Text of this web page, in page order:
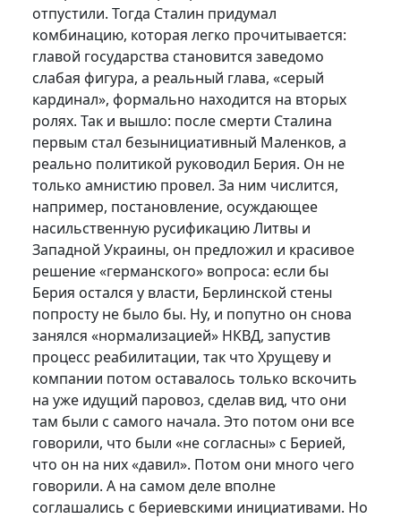
отпустили. Тогда Сталин придумал
комбинацию, которая легко прочитывается:
главой государства становится заведомо
слабая фигура, а реальный глава, «серый
кардинал», формально находится на вторых
ролях. Так и вышло: после смерти Сталина
первым стал безынициативный Маленков, а
реально политикой руководил Берия. Он не
только амнистию провел. За ним числится,
например, постановление, осуждающее
насильственную русификацию Литвы и
Западной Украины, он предложил и красивое
решение «германского» вопроса: если бы
Берия остался у власти, Берлинской стены
попросту не было бы. Ну, и попутно он снова
занялся «нормализацией» НКВД, запустив
процесс реабилитации, так что Хрущеву и
компании потом оставалось только вскочить
на уже идущий паровоз, сделав вид, что они
там были с самого начала. Это потом они все
говорили, что были «не согласны» с Берией,
что он на них «давил». Потом они много чего
говорили. А на самом деле вполне
соглашались с бериевскими инициативами. Но